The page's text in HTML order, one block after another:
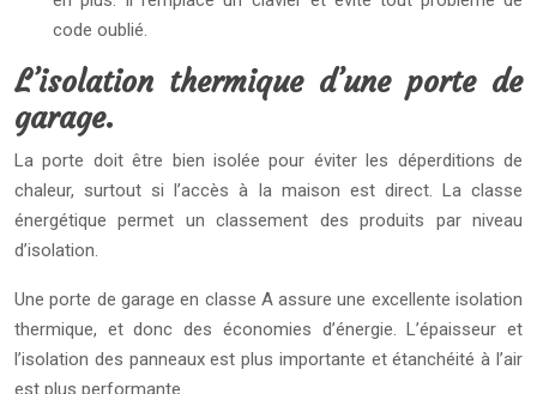
code oublié.
L’isolation thermique d’une porte de
garage.
La porte doit être bien isolée pour éviter les déperditions de
chaleur, surtout si l’accès à la maison est direct. La classe
énergétique permet un classement des produits par niveau
d’isolation.
Une porte de garage en classe A assure une excellente isolation
thermique, et donc des économies d’énergie. L’épaisseur et
l’isolation des panneaux est plus importante et étanchéité à l’air
est plus performante.